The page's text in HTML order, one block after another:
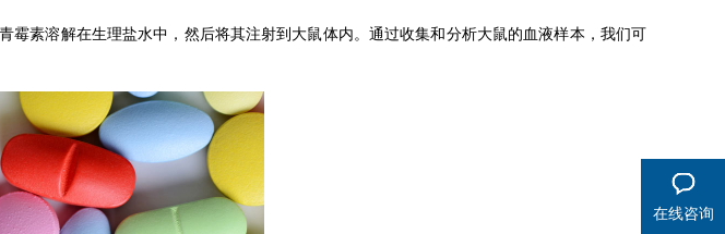
素溶解在生理盐水中，然后将其注射到大鼠体内。通过收集和分析大鼠的血液样本，我们可
在线咨询